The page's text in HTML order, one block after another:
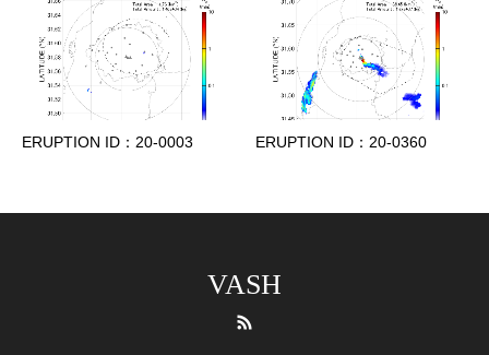
ERUPTION ID：20-0003 ERUPTION ID：20-0360
VASH